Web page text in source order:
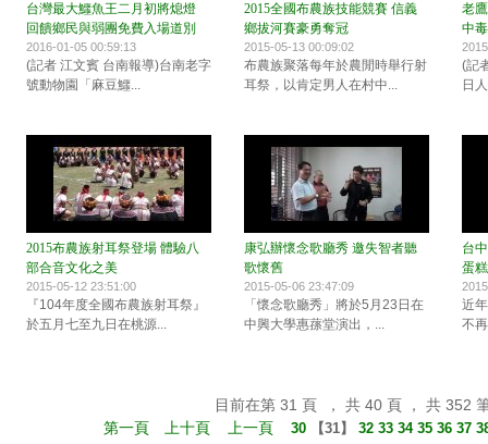
台灣最大鱷魚王二月初將熄燈
回饋鄉民與弱團免費入場道別
2016-01-05 00:59:13
(記者 江文賓 台南報導)台南老字
號動物園「麻豆鱷...
2015全國布農族技能競賽 信義
鄉拔河賽豪勇奪冠
2015-05-13 00:09:02
布農族聚落每年於農閒時舉行射
耳祭，以肯定男人在村中...
老
中
(記
日
2015布農族射耳祭登場 體驗八
部合音文化之美
2015-05-12 23:51:00
『104年度全國布農族射耳祭』
於五月七至九日在桃源...
康弘辦懷念歌廳秀 邀失智者聽
歌懷舊
2015-05-06 23:47:09
「懷念歌廳秀」將於5月23日在
中興大學惠蓀堂演出，...
台
蛋
近
不
目前在第 31 頁 ， 共 40 頁 ， 共 352
第一頁
上十頁 上一頁 30 【31】 32 33 34 35 36 37